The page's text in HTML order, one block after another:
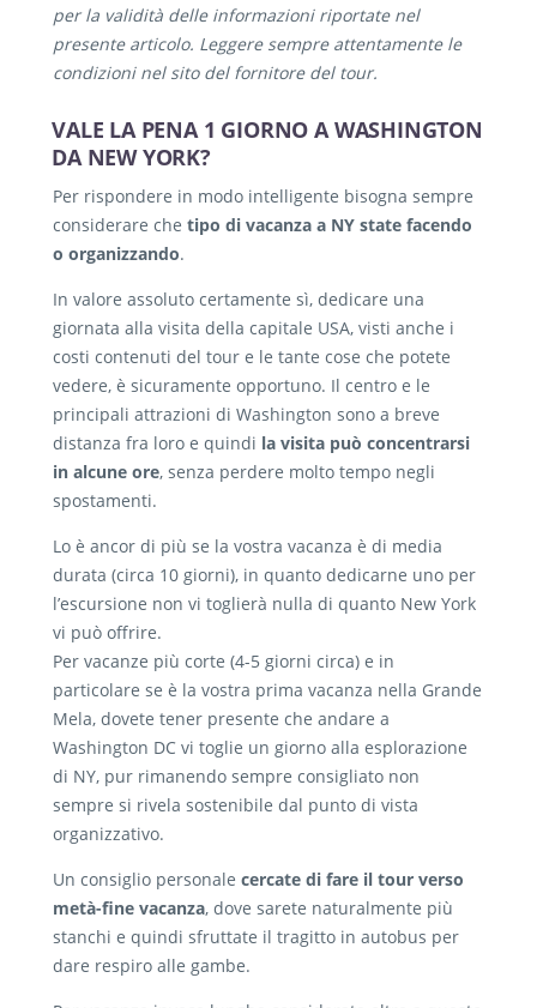
per la validità delle informazioni riportate nel
presente articolo. Leggere sempre attentamente le
condizioni nel sito del fornitore del tour.
VALE LA PENA 1 GIORNO A WASHINGTON
DA NEW YORK?
Per rispondere in modo intelligente bisogna sempre
considerare che tipo di vacanza a NY state facendo
o organizzando.
In valore assoluto certamente sì, dedicare una
giornata alla visita della capitale USA, visti anche i
costi contenuti del tour e le tante cose che potete
vedere, è sicuramente opportuno. Il centro e le
principali attrazioni di Washington sono a breve
distanza fra loro e quindi la visita può concentrarsi
in alcune ore, senza perdere molto tempo negli
spostamenti.
Lo è ancor di più se la vostra vacanza è di media
durata (circa 10 giorni), in quanto dedicarne uno per
l’escursione non vi toglierà nulla di quanto New York
vi può offrire.
Per vacanze più corte (4-5 giorni circa) e in
particolare se è la vostra prima vacanza nella Grande
Mela, dovete tener presente che andare a
Washington DC vi toglie un giorno alla esplorazione
di NY, pur rimanendo sempre consigliato non
sempre si rivela sostenibile dal punto di vista
organizzativo.
Un consiglio personale cercate di fare il tour verso
metà-fine vacanza, dove sarete naturalmente più
stanchi e quindi sfruttate il tragitto in autobus per
dare respiro alle gambe.